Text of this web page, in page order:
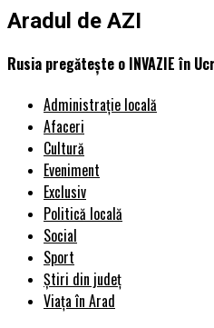
Aradul de AZI
Rusia pregătește o INVAZIE în
Administrație locală
Afaceri
Cultură
Eveniment
Exclusiv
Politică locală
Social
Sport
Știri din județ
Viața în Arad